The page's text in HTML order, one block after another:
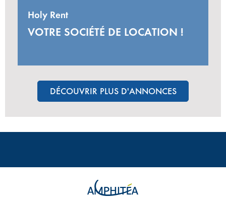
Holy Rent
VOTRE SOCIÉTÉ DE LOCATION !
DÉCOUVRIR PLUS D'ANNONCES